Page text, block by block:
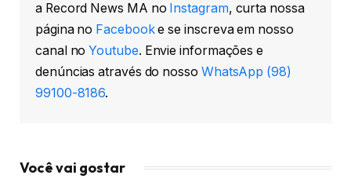
a Record News MA no Instagram, curta nossa
página no Facebooke se inscreva em nosso
canal noYoutube. Envie informações e
denúncias através do nosso WhatsApp (98)
99100-8186.
Você vai gostar